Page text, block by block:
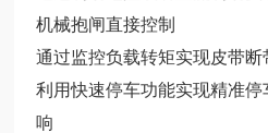
机械抱闸直接控制
通过监控负载转矩实现皮带断
利用快速停车功能实现精准
响